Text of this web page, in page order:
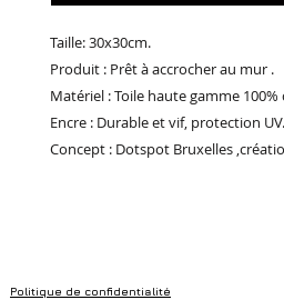
Taille: 30x30cm.
Produit : Prêt à accrocher au mur .
Matériel : Toile haute gamme
Encre : Durable et vif, protection UV.
Concept : Dotspot Bruxelles
Politique de confidentialité